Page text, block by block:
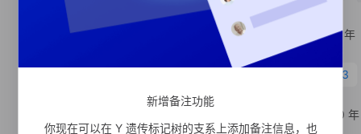
3
E-Y146913 形成时间距今 4500 年
形成时间距今 17320 年
新增备注功能
你现在可以在 Y 遗传标记树的支系上添加备注信息，也